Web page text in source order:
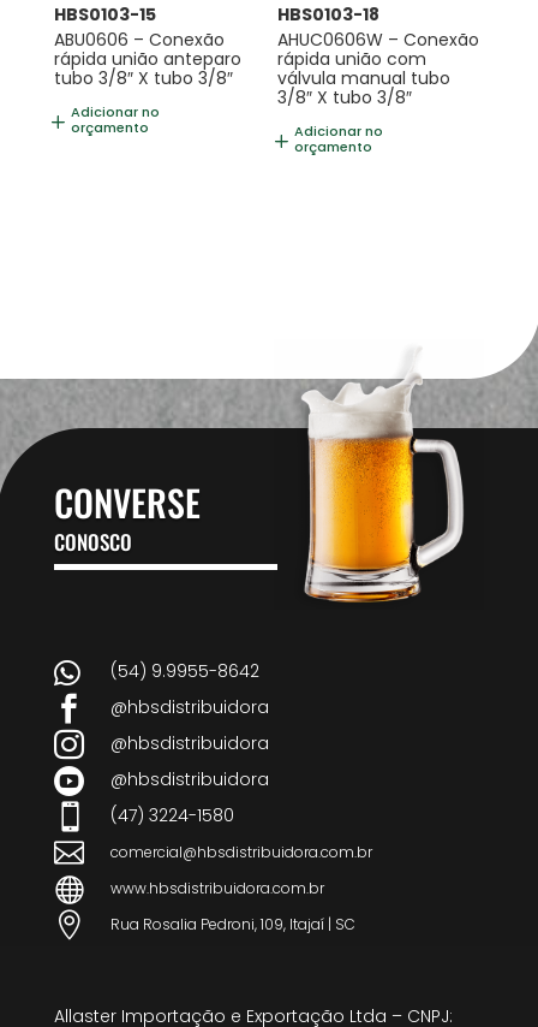
HBS0103-15
ABU0606 – Conexão
rápida união anteparo
tubo 3/8″ X tubo 3/8″
Adicionar no
orçamento
HBS0103-18
AHUC0606W – Conexão
rápida união com
válvula manual tubo
3/8″ X tubo 3/8″
Adicionar no
orçamento
CONVERSE
CONOSCO
 (54) 9.9955-8642
 @hbsdistribuidora
 @hbsdistribuidora
 @hbsdistribuidora
 (47) 3224-1580
 comercial@hbsdistribuidora.com.br
 www.hbsdistribuidora.com.br
 Rua Rosalia Pedroni, 109, Itajaí | SC
Allaster Importação e Exportação Ltda – CNPJ: